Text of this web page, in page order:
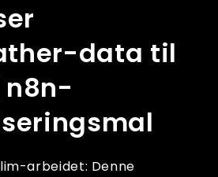
data til
n8n-
arbeidet: Denne